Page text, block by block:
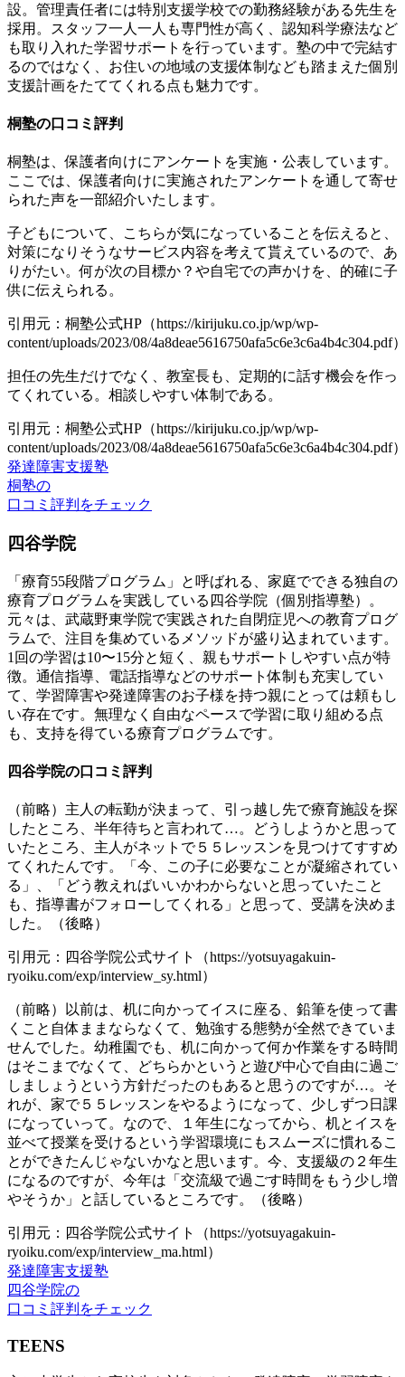
設。管理責任者には特別支援学校での勤務経験がある先生を
採用。スタッフ一人一人も専門性が高く、認知科学療法など
も取り入れた学習サポートを行っています。塾の中で完結す
るのではなく、お住いの地域の支援体制なども踏まえた個別
支援計画をたててくれる点も魅力です。
桐塾の口コミ評判
桐塾は、保護者向けにアンケートを実施・公表しています。
ここでは、保護者向けに実施されたアンケートを通して寄せ
られた声を一部紹介いたします。
子どもについて、こちらが気になっていることを伝えると、
対策になりそうなサービス内容を考えて貰えているので、あ
りがたい。何が次の目標か？や自宅での声かけを、的確に子
供に伝えられる。
引用元：桐塾公式HP（https://kirijuku.co.jp/wp/wp-
content/uploads/2023/08/4a8deae5616750afa5c6e3c6a4b4c304.pdf
担任の先生だけでなく、教室長も、定期的に話す機会を作っ
てくれている。相談しやすい体制である。
引用元：桐塾公式HP（https://kirijuku.co.jp/wp/wp-
content/uploads/2023/08/4a8deae5616750afa5c6e3c6a4b4c304.pdf
発達障害支援塾
桐塾の
口コミ評判をチェック
四谷学院
「療育55段階プログラム」と呼ばれる、家庭でできる独自の
療育プログラムを実践している四谷学院（個別指導塾）。
元々は、武蔵野東学院で実践された自閉症児への教育プログ
ラムで、注目を集めているメソッドが盛り込まれています。
1回の学習は10〜15分と短く、親もサポートしやすい点が特
徴。通信指導、電話指導などのサポート体制も充実してい
て、学習障害や発達障害のお子様を持つ親にとっては頼もし
い存在です。無理なく自由なペースで学習に取り組める点
も、支持を得ている療育プログラムです。
四谷学院の口コミ評判
（前略）主人の転勤が決まって、引っ越し先で療育施設を探
したところ、半年待ちと言われて…。どうしようかと思って
いたところ、主人がネットで５５レッスンを見つけてすすめ
てくれたんです。「今、この子に必要なことが凝縮されてい
る」、「どう教えればいいかわからないと思っていたこと
も、指導書がフォローしてくれる」と思って、受講を決めま
した。（後略）
引用元：四谷学院公式サイト（https://yotsuyagakuin-
ryoiku.com/exp/interview_sy.html）
（前略）以前は、机に向かってイスに座る、鉛筆を使って書
くこと自体ままならなくて、勉強する態勢が全然できていま
せんでした。幼稚園でも、机に向かって何か作業をする時間
はそこまでなくて、どちらかというと遊び中心で自由に過ご
しましょうという方針だったのもあると思うのですが…。そ
れが、家で５５レッスンをやるようになって、少しずつ日課
になっていって。なので、１年生になってから、机とイスを
並べて授業を受けるという学習環境にもスムーズに慣れるこ
とができたんじゃないかなと思います。今、支援級の２年生
になるのですが、今年は「交流級で過ごす時間をもう少し増
やそうか」と話しているところです。（後略）
引用元：四谷学院公式サイト（https://yotsuyagakuin-
ryoiku.com/exp/interview_ma.html）
発達障害支援塾
四谷学院の
口コミ評判をチェック
TEENS